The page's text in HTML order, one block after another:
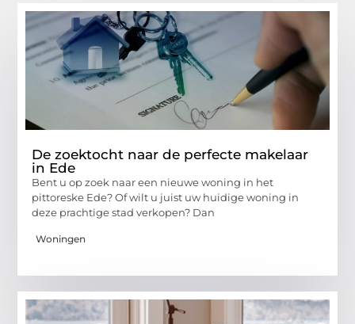
De zoektocht naar de perfecte makelaar
in Ede
Bent u op zoek naar een nieuwe woning in het
pittoreske Ede? Of wilt u juist uw huidige woning in
deze prachtige stad verkopen? Dan
Woningen